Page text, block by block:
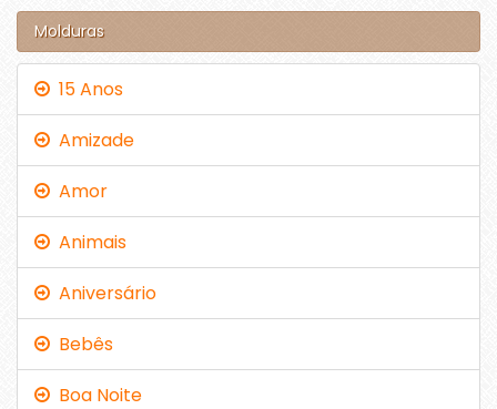
Molduras
15 Anos
Amizade
Amor
Animais
Aniversário
Bebês
Boa Noite